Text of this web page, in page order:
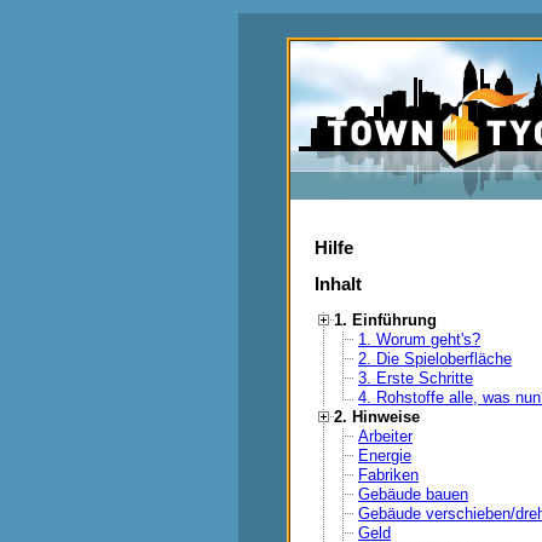
Hilfe
Inhalt
1. Einführung
1. Worum geht's?
2. Die Spieloberfläche
3. Erste Schritte
4. Rohstoffe alle, was
2. Hinweise
Arbeiter
Energie
Fabriken
Gebäude bauen
Gebäude verschieben/
Geld